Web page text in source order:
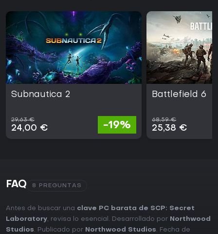
Subnautica 2
29,63 €
24,00 € -19%
Battlefield 6
68,59 €
25,38 €
FAQ 8 PREGUNTAS
Antes de buscar una clave PC barata de SCP: Secret
Laboratory, revisa lo esencial. Desarrollado por Northwood
Studios. Publicado por Northwood Studios. Fecha de